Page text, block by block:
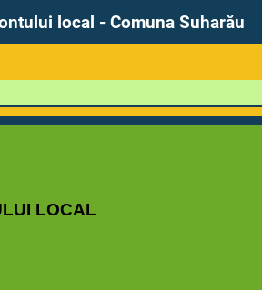
local - Comuna Suharău
LOCAL